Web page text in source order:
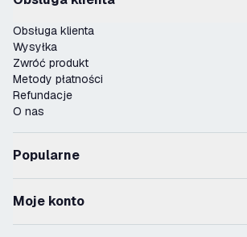
Obsługa klienta
Wysyłka
Zwróć produkt
Metody płatności
Refundacje
O nas
Popularne
Moje konto